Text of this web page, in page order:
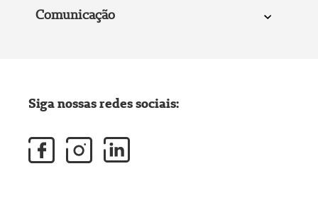
Comunicação
Siga nossas redes sociais: